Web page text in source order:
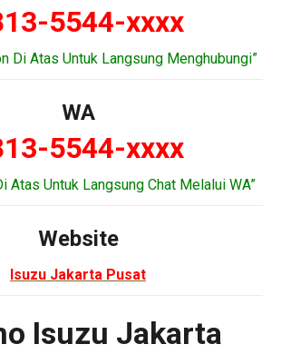
5544-xxxx
Di Atas Untuk Langsung Menghubungi”
WA
5544-xxxx
Atas Untuk Langsung Chat Melalui WA”
Website
Isuzu Jakarta Pusat
Isuzu Jakarta